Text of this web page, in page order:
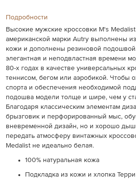
Подробности
Высокие мужские кроссовки M's
американской марки Autry выполнены
кожи и дополнены резиновой
элегантная и неподвластная времени
80-х годах в качестве универсальных
теннисом, бегом или аэробикой. Чтобы
спорта и обеспечения необходимой
подошва модели толще и шире, чем у
Благодаря классическим элементам
брызговик и перфорированный мыс,
вневременной дизайн, но и хорошо
передать атмосферу винтажных
Medalist не идеально белая.
100% натуральная кожа
Подкладка из кожи и хлопка Терри